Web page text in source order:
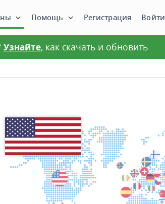
Помощь Регистрация Войти
Узнайте, как скачать и обновить